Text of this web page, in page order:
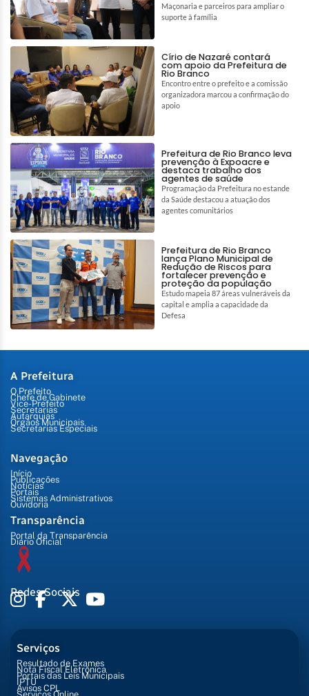
Maçonaria e parceiros para ampliar o
suporte à família
Círio de Nazaré contará
com apoio da Prefeitura de
Rio Branco
Encontro entre o prefeito e a comissão
organizadora marcou a confirmação do
apoio
Prefeitura de Rio Branco leva
prevenção à Expoacre e
destaca trabalho dos
agentes de saúde
Programação da Prefeitura no estande
da Saúde destacou a atuação dos
agentes comunitários
Prefeitura de Rio Branco
lança Plano Municipal de
Redução de Riscos para
fortalecer prevenção e
proteção da população
Estudo mapeia 87 áreas vulneráveis da
capital e amplia a capacidade da
Defesa
A Prefeitura
O Prefeito
Chefe de Gabinete
Vice-Prefeito
Secretarias
Autarquias
Órgãos Municipais
Secretarias Especiais
Navegação
Início
Publicações
Notícias
Portais
Sistemas Administrativos
Ouvidoria
Transparência
Portal da Transparência
Diário Oficial
Redes Sociais
Serviços
Resultado de Exames
Nota Fiscal Eletrônica
Portais das Leis Municipais
IPTU
Avisos CPL